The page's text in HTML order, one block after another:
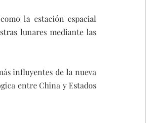
la estación espacial
lunares mediante las
influyentes de la nueva
entre China y Estados